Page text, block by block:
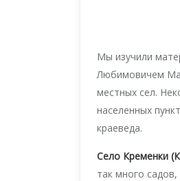
Мы изучили
Любимовичем
местных сел.
населенных
краеведа.
Село Кременки
так много